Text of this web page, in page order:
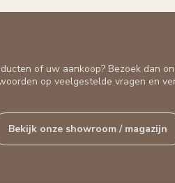
of uw aankoop? Bezoek dan
op veelgestelde vragen en
Bekijk onze showroom / magazijn